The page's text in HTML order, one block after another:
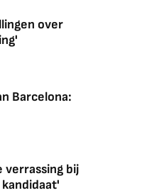
over
Barcelona:
verrassing bij
kandidaat'